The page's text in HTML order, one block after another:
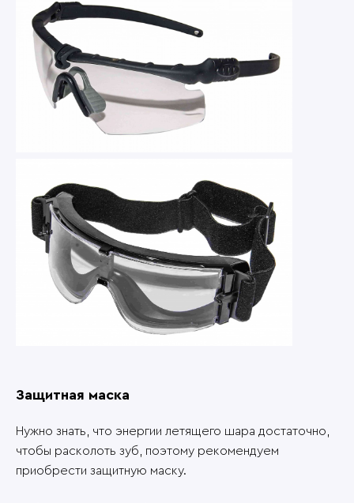
Защитная маска
Нужно знать, что энергии летящего шара достаточно,
чтобы расколоть зуб, поэтому рекомендуем
приобрести защитную маску.